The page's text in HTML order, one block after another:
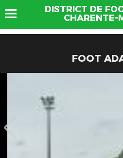
DISTRICT DE
CHARENTE-
FOOT